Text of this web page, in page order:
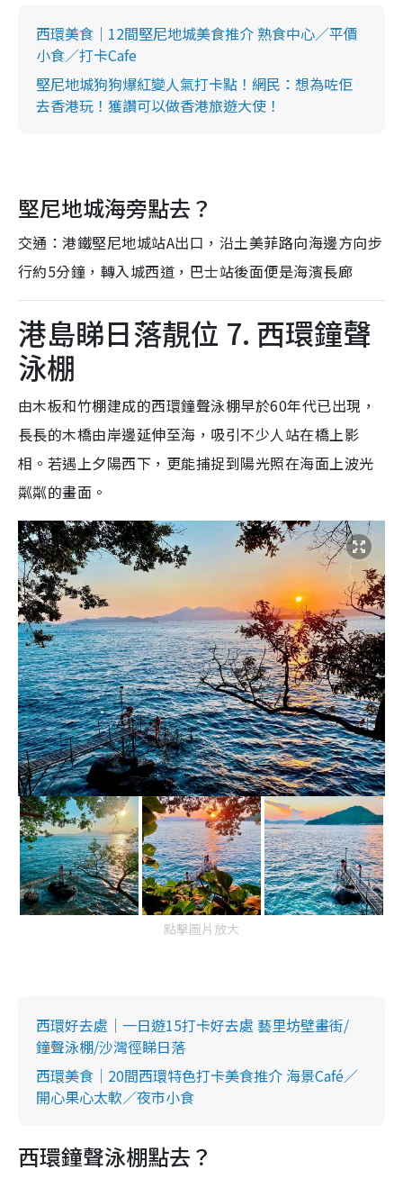
西環美食｜12間堅尼地城美食推介 熟食中心／平價
小食／打卡Cafe
堅尼地城狗狗爆紅變人氣打卡點！網民：想為咗佢
去香港玩！獲讚可以做香港旅遊大使！
堅尼地城海旁點去？
交通：港鐵堅尼地城站A出口，沿土美菲路向海邊方向步
行約5分鐘，轉入城西道，巴士站後面便是海濱長廊
港島睇日落靚位 7. 西環鐘聲
泳棚
由木板和竹棚建成的西環鐘聲泳棚早於60年代已出現，
長長的木橋由岸邊延伸至海，吸引不少人站在橋上影
相。若遇上夕陽西下，更能捕捉到陽光照在海面上波光
粼粼的畫面。
點擊圖片放大
西環好去處｜一日遊15打卡好去處 藝里坊壁畫街/
鐘聲泳棚/沙灣徑睇日落
西環美食｜20間西環特色打卡美食推介 海景Café／
開心果心太軟／夜市小食
西環鐘聲泳棚點去？